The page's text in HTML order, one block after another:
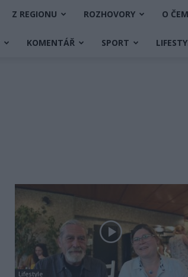
Z REGIONU ROZHOVORY O
KOMENTÁŘ SPORT
Lifestyle